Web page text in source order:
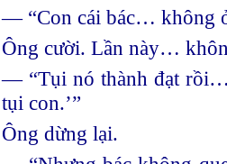
— “Con cái bác… không ở
Ông cười. Lần này…
— “Tụi nó thành đạt
tụi con.’”
Ông dừng lại.